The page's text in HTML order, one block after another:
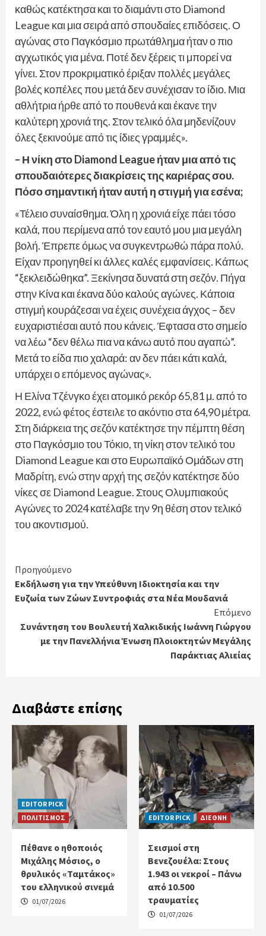
καθώς κατέκτησα και το διαμάντι στο Diamond
League και μια σειρά από σπουδαίες επιδόσεις. Ο
αγώνας στο Παγκόσμιο πρωτάθλημα ήταν ο πιο
αγχωτικός για μένα. Ποτέ δεν ξέρεις τι μπορεί να
γίνει. Στον προκριματικό έριξαν πολλές μεγάλες
βολές κοπέλες που μετά δεν συνέχισαν το ίδιο. Μια
αθλήτρια ήρθε από το πουθενά και έκανε την
καλύτερη χρονιά της. Στον τελικό όλα μηδενίζουν
όλες ξεκινούμε από τις ίδιες γραμμές».
– Η νίκη στο Diamond League ήταν μια από τις
σπουδαιότερες διακρίσεις της καριέρας σου.
Πόσο σημαντική ήταν αυτή η στιγμή για εσένα;
«Τέλειο συναίσθημα. Όλη η χρονιά είχε πάει τόσο
καλά, που περίμενα από τον εαυτό μου μια μεγάλη
βολή. Έπρεπε όμως να συγκεντρωθώ πάρα πολύ.
Είχαν προηγηθεί κι άλλες καλές εμφανίσεις. Κάπως
“ξεκλειδώθηκα”. Ξεκίνησα δυνατά στη σεζόν. Πήγα
στην Κίνα και έκανα δύο καλούς αγώνες. Κάποια
στιγμή κουράζεσαι να έχεις συνέχεια άγχος – δεν
ευχαριστιέσαι αυτό που κάνεις. Έφτασα στο σημείο
να λέω “δεν θέλω πια να κάνω αυτό που αγαπώ”.
Μετά το είδα πιο χαλαρά: αν δεν πάει κάτι καλά,
υπάρχει ο επόμενος αγώνας».
Η Ελίνα Τζένγκο έχει ατομικό ρεκόρ 65,81 μ. από το
2022, ενώ φέτος έστειλε το ακόντιο στα 64,90 μέτρα.
Στη διάρκεια της σεζόν κατέκτησε την πέμπτη θέση
στο Παγκόσμιο του Τόκιο, τη νίκη στον τελικό του
Diamond League και στο Ευρωπαϊκό Ομάδων στη
Μαδρίτη, ενώ στην αρχή της σεζόν κατέκτησε δύο
νίκες σε Diamond League. Στους Ολυμπιακούς
Αγώνες το 2024 κατέλαβε την 9η θέση στον τελικό
του ακοντισμού.
Continue
Reading
Προηγούμενο
Εκδήλωση για την Υπεύθυνη Ιδιοκτησία και την
Ευζωία των Ζώων Συντροφιάς στα Νέα Μουδανιά
Επόμενο
Συνάντηση του Βουλευτή Χαλκιδικής Ιωάννη Γιώργου
με την Πανελλήνια Ένωση Πλοιοκτητών Μεγάλης
Παράκτιας Αλιείας
Διαβάστε επίσης
EDITOR PICK
ΠΟΛΙΤΙΣΜΟΣ
Πέθανε ο ηθοποιός
Μιχάλης Μόσιος, ο
θρυλικός «Ταμτάκος»
του ελληνικού σινεμά
01/07/2026
EDITOR PICK ΔΙΕΘΝΗ
Σεισμοί στη
Βενεζουέλα: Στους
1.943 οι νεκροί – Πάνω
από 10.500
τραυματίες
01/07/2026